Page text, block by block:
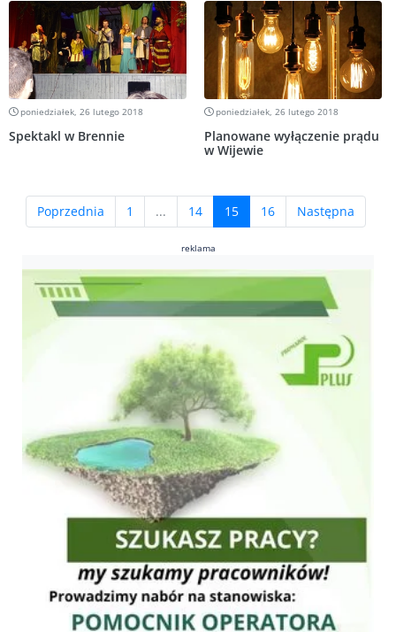
poniedziałek, 26 lutego 2018
Spektakl w Brennie
poniedziałek, 26 lutego 2018
Planowane wyłączenie prądu
w Wijewie
Poprzednia 1 ... 14 15(current)
16 Następna
reklama